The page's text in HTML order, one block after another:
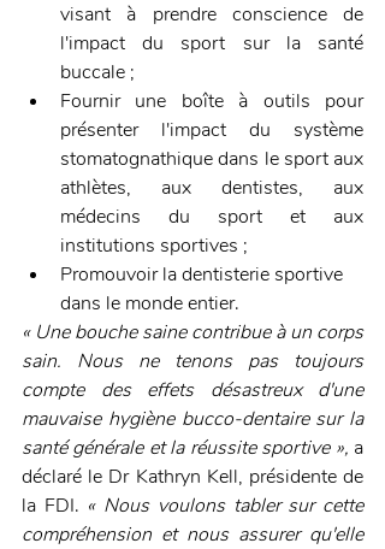
visant à prendre conscience de
l'impact du sport sur la santé
buccale ;
Fournir une boîte à outils pour
présenter l'impact du système
stomatognathique dans le sport aux
athlètes, aux dentistes, aux
médecins du sport et aux
institutions sportives ;
Promouvoir la dentisterie sportive
dans le monde entier.
« Une bouche saine contribue à un corps
sain. Nous ne tenons pas toujours
compte des effets désastreux d'une
mauvaise hygiène bucco-dentaire sur la
santé générale et la réussite sportive », a
déclaré le Dr Kathryn Kell, présidente de
la FDI. « Nous voulons tabler sur cette
compréhension et nous assurer qu'elle